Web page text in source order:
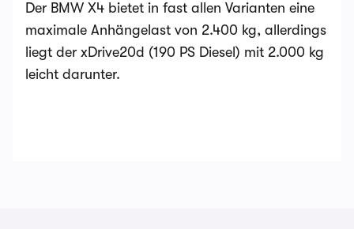
Der BMW X4 bietet in fast allen Varianten eine
maximale Anhängelast von 2.400 kg, allerdings
liegt der xDrive20d (190 PS Diesel) mit 2.000 kg
leicht darunter​.